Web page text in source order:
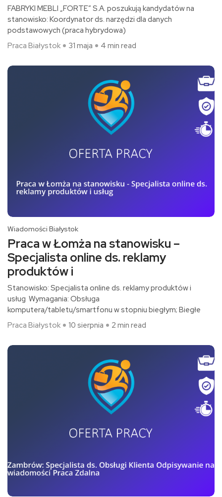
FABRYKI MEBLI „FORTE” S.A. poszukują kandydatów na
stanowisko: Koordynator ds. narzędzi dla danych
podstawowych (praca hybrydowa)​
Praca Białystok
31 maja 4 min read
Wiadomości Białystok
Praca w Łomża na stanowisku –
Specjalista online ds. reklamy
produktów i
Stanowisko: Specjalista online ds. reklamy produktów i
usług Wymagania: Obsługa
komputera/tabletu/smartfonu w stopniu biegłym; Biegłe
Praca Białystok
10 sierpnia 2 min read